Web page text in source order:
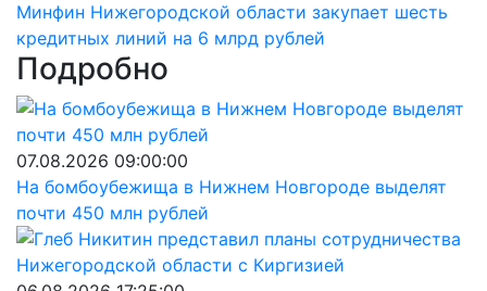
Минфин Нижегородской области закупает шесть
кредитных линий на 6 млрд рублей
Подробно
07.08.2026 09:00:00
На бомбоубежища в Нижнем Новгороде выделят
почти 450 млн рублей